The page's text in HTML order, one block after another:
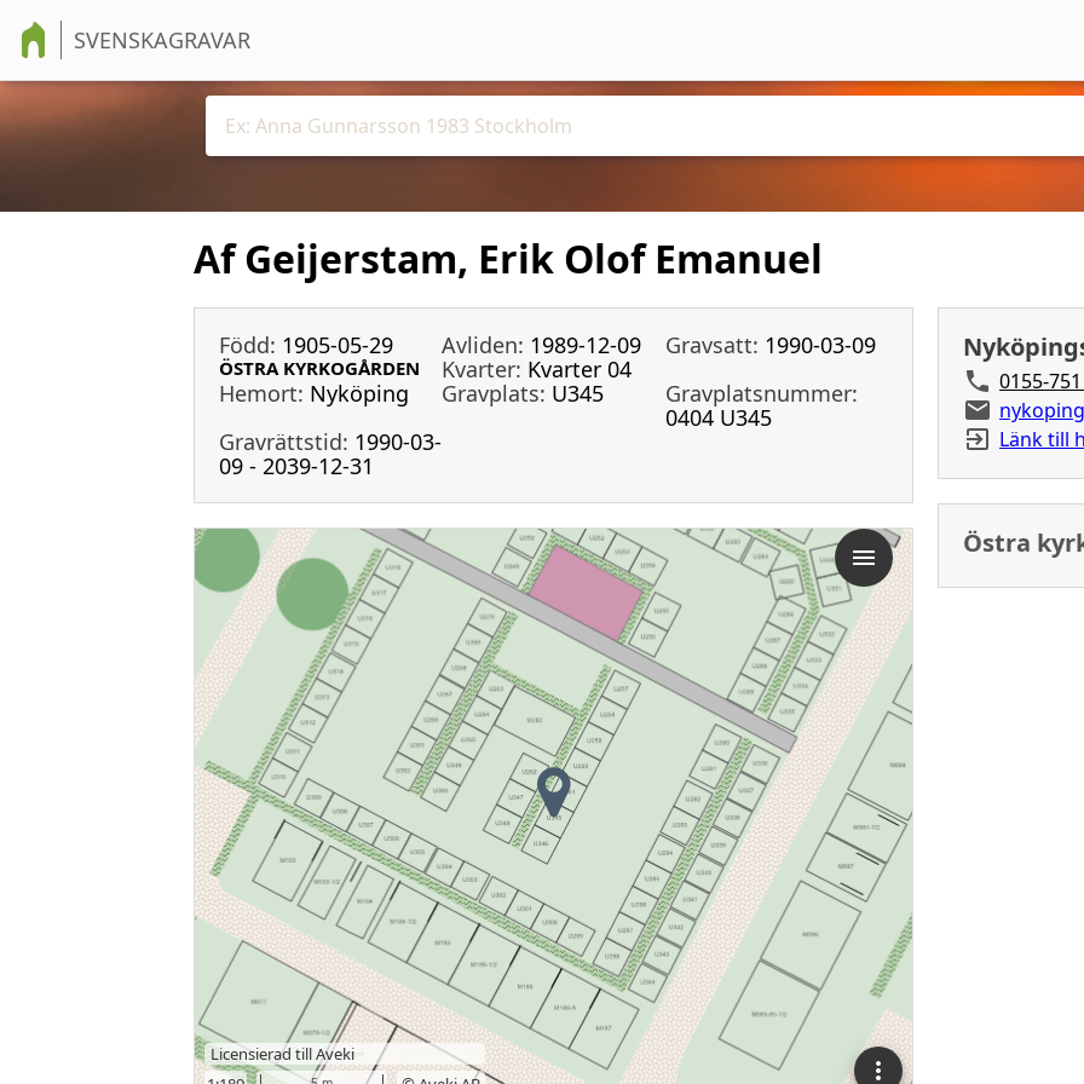
SVENSKAGRAVAR
Af Geijerstam, Erik Olof Emanuel
Född: 1905-05-29 Avliden: 1989-12-09 Gravsatt: 1990-03-09
ÖSTRA KYRKOGÅRDEN Kvarter: Kvarter 04
Hemort: Nyköping Gravplats: U345
Gravplatsnummer:
0404 U345
Gravrättstid: 1990-03-
09 - 2039-12-31
0155-
Länk till
Östra